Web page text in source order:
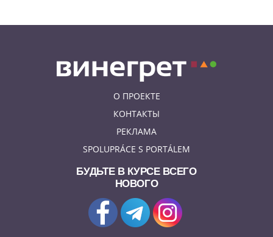
О ПРОЕКТЕ
КОНТАКТЫ
РЕКЛАМА
SPOLUPRÁCE S PORTÁLEM
БУДЬТЕ В КУРСЕ ВСЕГО
НОВОГО